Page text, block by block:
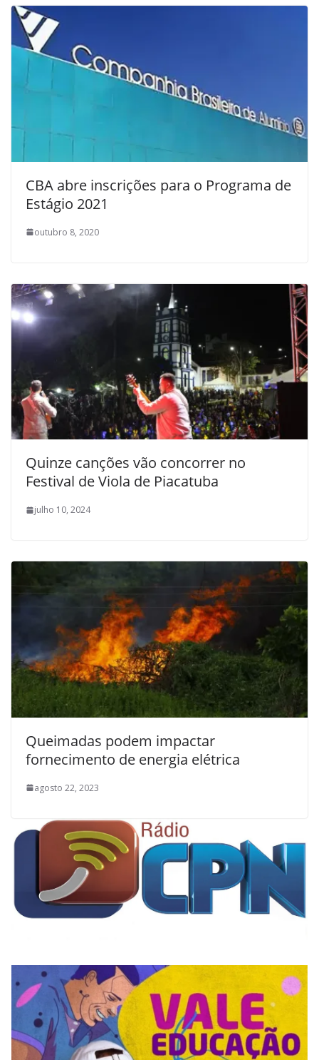
CBA abre inscrições para o Programa de
Estágio 2021
outubro 8, 2020
Quinze canções vão concorrer no
Festival de Viola de Piacatuba
julho 10, 2024
Queimadas podem impactar
fornecimento de energia elétrica
agosto 22, 2023